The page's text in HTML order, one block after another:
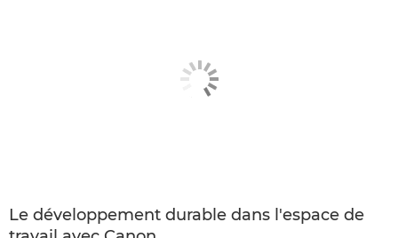
Le développement durable dans l'espace de